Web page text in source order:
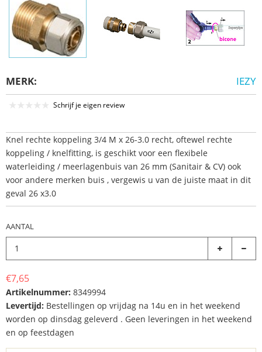
MERK: IEZY
Schrijf je eigen review
Knel rechte koppeling 3/4 M x 26-3.0 recht, oftewel rechte
koppeling / knelfitting, is geschikt voor een flexibele
waterleiding / meerlagenbuis van 26 mm (Sanitair & CV) ook
voor andere merken buis , vergewis u van de juiste maat in dit
geval 26 x3.0
AANTAL
€7,65
Artikelnummer: 8349994
Levertijd: Bestellingen op vrijdag na 14u en in het weekend
worden op dinsdag geleverd . Geen leveringen in het weekend
en op feestdagen